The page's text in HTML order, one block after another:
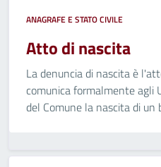
ANAGRAFE E STATO CIVILE
Atto di nascita
La denuncia di nascita è
comunica formalmente agli
del Comune la nascita di un